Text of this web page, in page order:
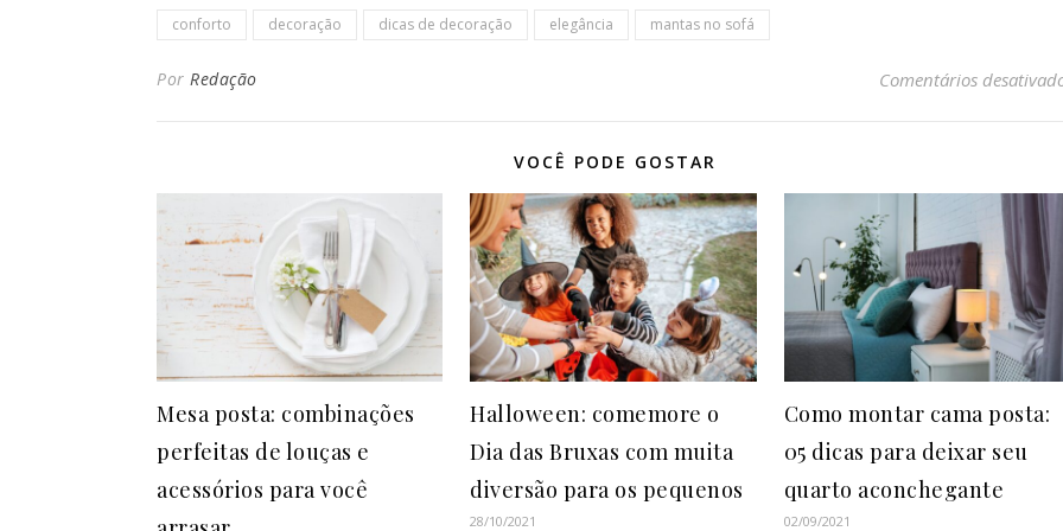
conforto decoração dicas de decoração elegância mantas no sofá
Por Redação Comentários
VOCÊ PODE GOSTAR
Mesa posta: combinações
perfeitas de louças e
acessórios para você
Halloween: comemore o
Dia das Bruxas com muita
diversão para os pequenos
28/10/2021
Como montar cama posta:
05 dicas para deixar seu
quarto aconchegante
02/09/2021